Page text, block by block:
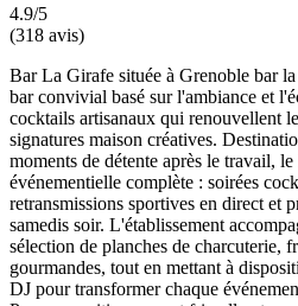
4.9/5
(318 avis)
Bar La Girafe située à Grenoble bar
bar convivial basé sur l'ambiance et
cocktails artisanaux qui renouvellent
signatures maison créatives.
moments de détente après le travail,
événementielle complète : soirées
retransmissions sportives en direct et
samedis soir. L'établissement
sélection de planches de charcuterie,
gourmandes, tout en mettant à
DJ pour transformer chaque